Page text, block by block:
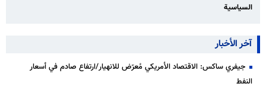
السياسية
آخر الأخبار
جيفري ساكس: الاقتصاد الأمريكي مُعرّض للانهيار/ارتفاع صادم في أسعار
النفط